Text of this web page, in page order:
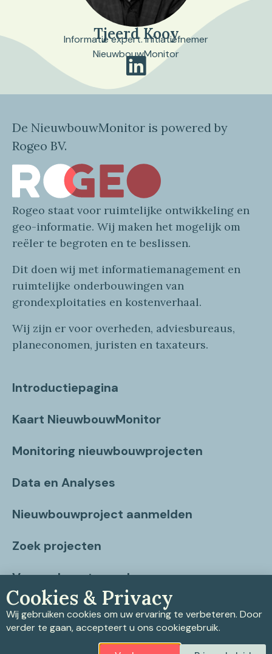
Tjeerd Kooy
Informatie expert. Initiatiefnemer
NieuwbouwMonitor
De NieuwbouwMonitor is powered by
Rogeo BV.
Rogeo staat voor ruimtelijke ontwikkeling en
geo-informatie. Wij maken het mogelijk om
reëler te begroten en te beslissen.
Dit doen wij met informatiemanagement en
ruimtelijke onderbouwingen van
grondexploitaties en kostenverhaal.
Wij zijn er voor overheden, adviesbureaus,
planeconomen, juristen en taxateurs.
Introductiepagina
Kaart NieuwbouwMonitor
Monitoring nieuwbouwprojecten
Data en Analyses
Nieuwbouwproject aanmelden
Zoek projecten
Vragen beantwoord
Contact
Cookies & Privacy
Wij gebruiken cookies om uw ervaring te verbeteren. Door
verder te gaan, accepteert u ons cookiegebruik.